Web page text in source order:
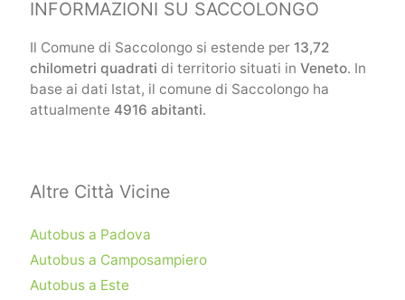
INFORMAZIONI SU SACCOLONGO
Il Comune di Saccolongo si estende per 13,72
chilometri quadrati di territorio situati in Veneto. In
base ai dati Istat, il comune di Saccolongo ha
attualmente 4916 abitanti.
Altre Città Vicine
Autobus a Padova
Autobus a Camposampiero
Autobus a Este